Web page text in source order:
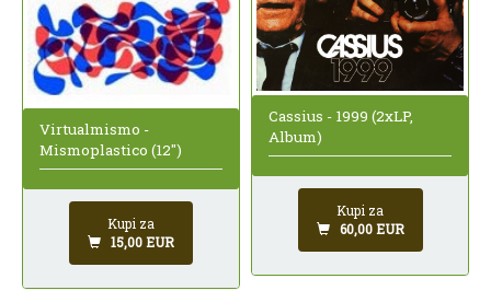
Virtualmismo -
Mismoplastico (12")
Kupi za
15,00 EUR
Cassius - 1999 (2xLP,
Album)
Kupi za
60,00 EUR